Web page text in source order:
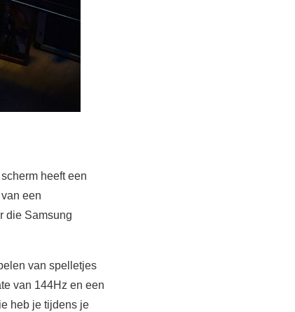
heeft een
een
die Samsung
van spelletjes
van 144Hz en een
heb je tijdens je